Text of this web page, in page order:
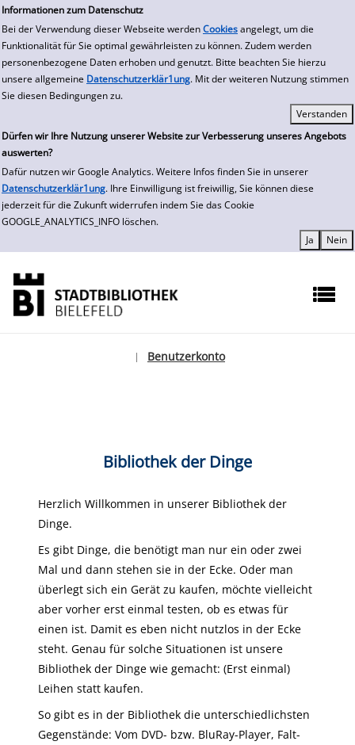
Informationen zum Datenschutz
Bei der Verwendung dieser Webseite werden Cookies angelegt, um die
Funktionalität für Sie optimal gewährleisten zu können. Zudem werden
personenbezogene Daten erhoben und genutzt. Bitte beachten Sie hierzu
unsere allgemeine Datenschutzerklär1ung. Mit der weiteren Nutzung stimmen
Sie diesen Bedingungen zu.
Dürfen wir Ihre Nutzung unserer Website zur Verbesserung unseres Angebots
auswerten?
Dafür nutzen wir Google Analytics. Weitere Infos finden Sie in unserer
Datenschutzerklär1ung. Ihre Einwilligung ist freiwillig, Sie können diese
jederzeit für die Zukunft widerrufen indem Sie das Cookie
GOOGLE_ANALYTICS_INFO löschen.
zur Navigation springen
zum Inhalt springen
Benutzerkonto
Bibliothek der Dinge
Herzlich Willkommen in unserer Bibliothek der
Dinge.
Es gibt Dinge, die benötigt man nur ein oder zwei
Mal und dann stehen sie in der Ecke. Oder man
überlegt sich ein Gerät zu kaufen, möchte vielleicht
aber vorher erst einmal testen, ob es etwas für
einen ist. Damit es eben nicht nutzlos in der Ecke
steht. Genau für solche Situationen ist unsere
Bibliothek der Dinge wie gemacht: (Erst einmal)
Leihen statt kaufen.
So gibt es in der Bibliothek die unterschiedlichsten
Gegenstände: Vom DVD- bzw. BluRay-Player, Falt-